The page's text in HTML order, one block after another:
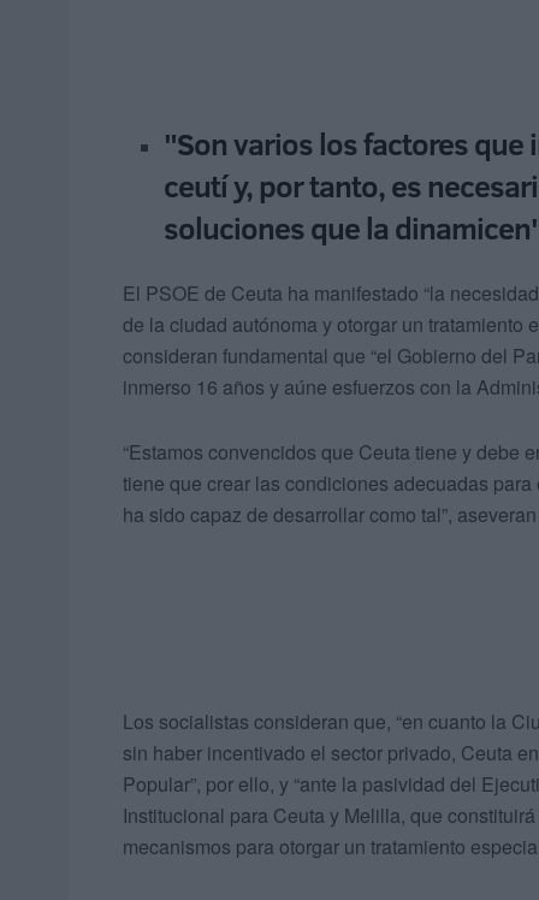
"Son varios los factores
ceutí y, por tanto, es
soluciones que la
El PSOE de Ceuta ha manifestado “la
de la ciudad autónoma y otorgar un tratamiento
consideran fundamental que “el Gobierno del
inmerso 16 años y aúne esfuerzos con la
“Estamos convencidos que Ceuta tiene y debe
tiene que crear las condiciones adecuadas
ha sido capaz de desarrollar como tal”,
Los socialistas consideran que, “en cuanto la
sin haber incentivado el sector privado, Ceuta
Popular”, por ello, y “ante la pasividad del
Institucional para Ceuta y Melilla, que
mecanismos para otorgar un tratamiento